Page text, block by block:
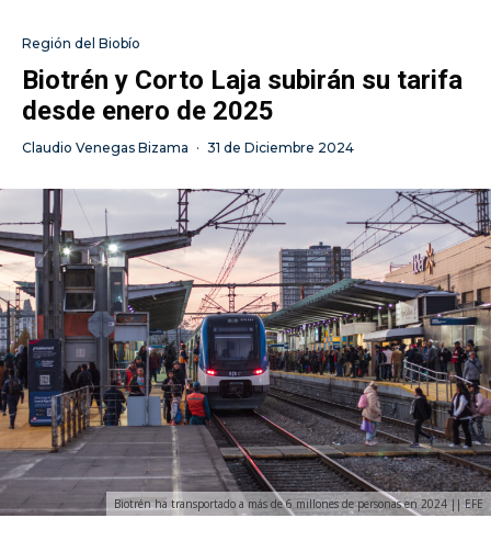
Región del Biobío
Biotrén y Corto Laja subirán su tarifa
desde enero de 2025
Claudio Venegas Bizama · 31 de Diciembre 2024
Biotrén ha transportado a más de 6 millones de personas en 2024 || EFE